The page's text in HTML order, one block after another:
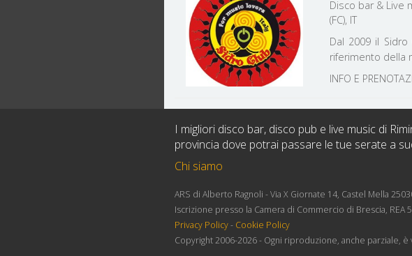
Disco bar & Live
(FC), IT
Dal 2009 il
riferimento della
INFO E
I migliori disco bar, disco pub e live music di
provincia dove potrai passare le tue serate a
Chi siamo
ARS di Alberto Ragnoli - Via X Giornate 14, Castel Mella
Iscrizione presso la Camera di Commercio di Brescia, REA
Privacy Policy- Cookie Policy
Copyright 2006-2026 - Ogni riproduzione, anche parziale, è